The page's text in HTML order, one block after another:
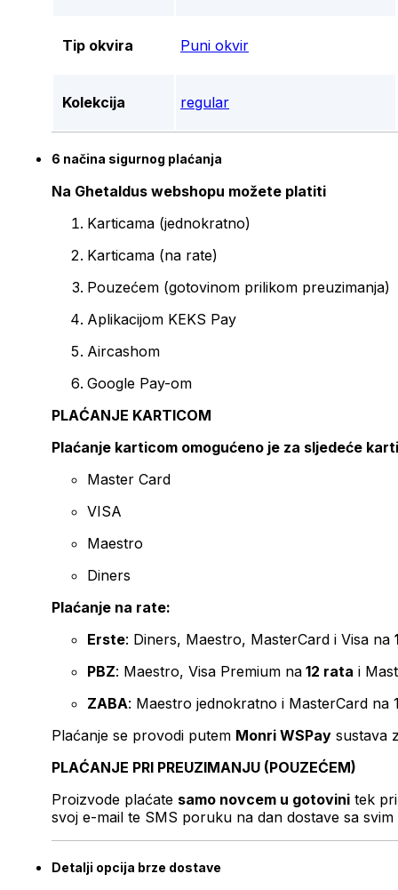
Tip okvira Puni okvir
Kolekcija regular
6 načina sigurnog plaćanja
Na Ghetaldus webshopu možete platiti
Karticama (jednokratno)
Karticama (na rate)
Pouzećem (gotovinom prilikom preuzimanja)
Aplikacijom KEKS Pay
Aircashom
Google Pay-om
PLAĆANJE KARTICOM
Plaćanje karticom omogućeno je za sljedeće
Master Card
VISA
Maestro
Diners
Plaćanje na rate:
Erste: Diners, Maestro, MasterCard i Visa na
PBZ: Maestro, Visa Premium na 12 rata i
ZABA: Maestro jednokratno i MasterCard na
Plaćanje se provodi putem Monri WSPay sustava
PLAĆANJE PRI PREUZIMANJU (POUZEĆEM)
Proizvode plaćate samo novcem u gotovini tek
svoj e-mail te SMS poruku na dan dostave sa svim
Detalji opcija brze dostave